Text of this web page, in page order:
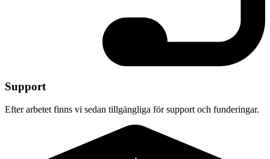
Support
Efter arbetet finns vi sedan tillgängliga för support och funderingar.